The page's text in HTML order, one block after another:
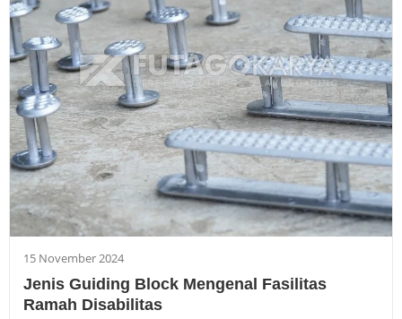
15 November 2024
Jenis Guiding Block Mengenal Fasilitas
Ramah Disabilitas